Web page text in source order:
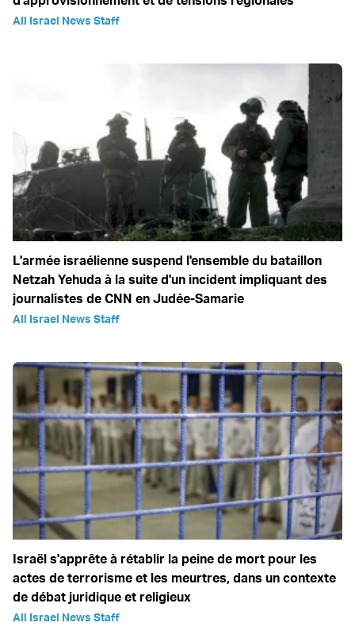
All Israel News Staff
L'armée israélienne suspend l'ensemble du bataillon
Netzah Yehuda à la suite d'un incident impliquant des
journalistes de CNN en Judée-Samarie
All Israel News Staff
Israël s'apprête à rétablir la peine de mort pour les
actes de terrorisme et les meurtres, dans un contexte
de débat juridique et religieux
All Israel News Staff